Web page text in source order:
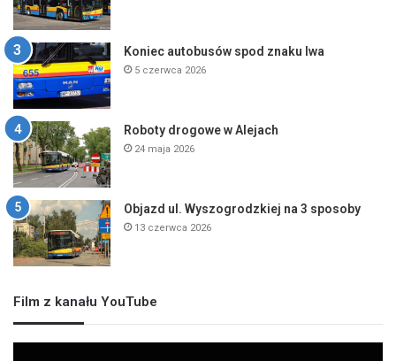
Koniec autobusów spod znaku lwa
5 czerwca 2026
Roboty drogowe w Alejach
24 maja 2026
Objazd ul. Wyszogrodzkiej na 3 sposoby
13 czerwca 2026
Film z kanału YouTube